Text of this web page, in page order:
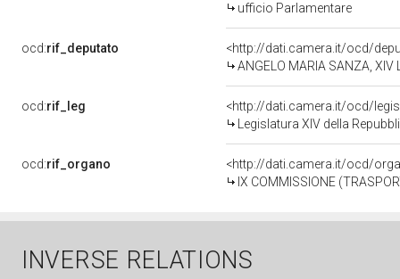
ufficio Parlamentare
ocd:rif_deputato
<http://dati.camera.it/ocd/
ANGELO MARIA SANZA,
ocd:rif_leg
<http://dati.camera.it/ocd/
Legislatura XIV della
ocd:rif_organo
<http://dati.camera.it/ocd/
IX COMMISSIONE
INVERSE RELATIONS